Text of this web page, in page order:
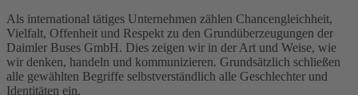
Als international tätiges Unternehmen zählen Chancengleichheit,
Vielfalt, Offenheit und Respekt zu den Grundüberzeugungen der
Daimler Buses GmbH. Dies zeigen wir in der Art und Weise, wie
wir denken, handeln und kommunizieren. Grundsätzlich schließen
alle gewählten Begriffe selbstverständlich alle Geschlechter und
Identitäten ein.